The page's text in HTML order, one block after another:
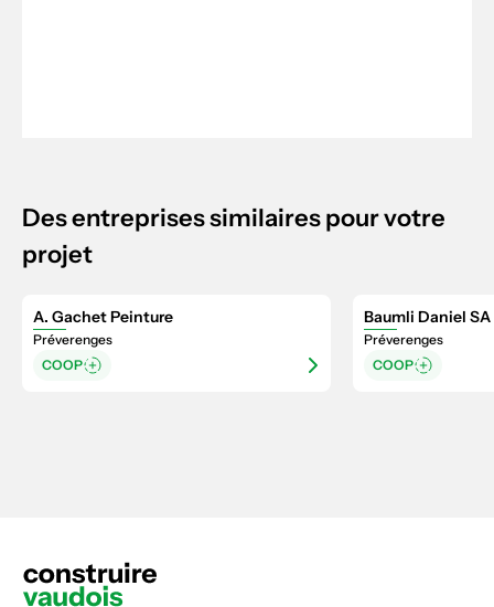
Des entreprises similaires pour votre
projet
A. Gachet Peinture
Préverenges
COOP
Baumli Daniel SA
Préverenges
COOP